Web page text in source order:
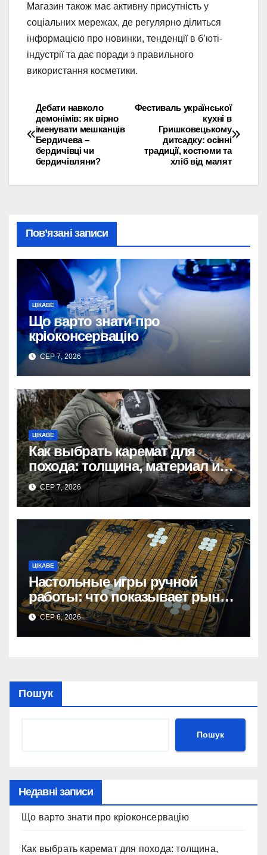
Магазин також має активну присутність у
соціальних мережах, де регулярно ділиться
інформацією про новинки, тенденції в б’юті-
індустрії та дає поради з правильного
використання косметики.
Навігація
записів
Фестиваль української
кухні в
Гришковецькому
дитсадку: осінні
традиції, костюми та
хліб від малят
Дебати навколо
демонімів: як вірно
іменувати мешканців
Бердичева –
бердичівці чи
бердичівляни?
Пов’язані записи
ЦІКАВЕ
Що варто знати про
кріоконсервацію
СЕР 7, 2026
ЦІКАВЕ
Как выбрать каремат для
похода: толщина, материал и
размер
СЕР 7, 2026
ЦІКАВЕ
Настольные игры ручной
работы: что показывает рынок
и почему цифры говорят сами
за себя
СЕР 6, 2026
Пошук
Пошук
Недавні записи
Що варто знати про кріоконсервацію
Как выбрать каремат для похода: толщина,